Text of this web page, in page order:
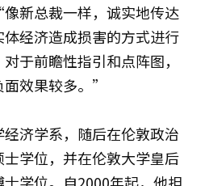
新总裁一样，诚实地传达
经济造成损害的方式进行
于前瞻性指引和点阵图，
效果较多。”
济学系，随后在伦敦政治
学位，并在伦敦大学皇后
学位。自2000年起，他担